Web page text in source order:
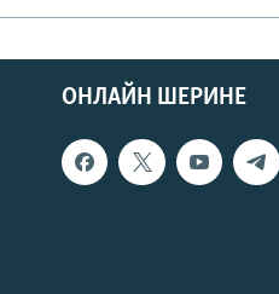
ОНЛАЙН ШЕРИНЕ